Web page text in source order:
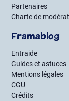
Partenaires
Charte de
Framablog
Entraide
Guides et astuces
Mentions légales
CGU
Crédits